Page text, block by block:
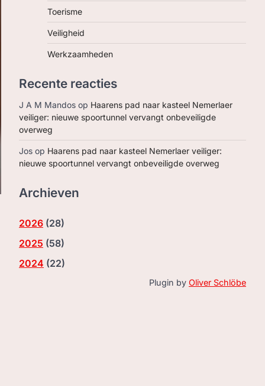
Toerisme
Veiligheid
Werkzaamheden
Recente reacties
J A M Mandos op Haarens pad naar kasteel Nemerlaer
veiliger: nieuwe spoortunnel vervangt onbeveiligde
overweg
Jos op Haarens pad naar kasteel Nemerlaer veiliger:
nieuwe spoortunnel vervangt onbeveiligde overweg
Archieven
2026 (28)
2025 (58)
2024 (22)
Plugin by Oliver Schlöbe